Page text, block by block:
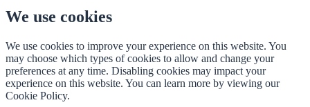
We use cookies
We use cookies to improve your experience on this website. You
may choose which types of cookies to allow and change your
preferences at any time. Disabling cookies may impact your
experience on this website. You can learn more by viewing our
Cookie Policy.